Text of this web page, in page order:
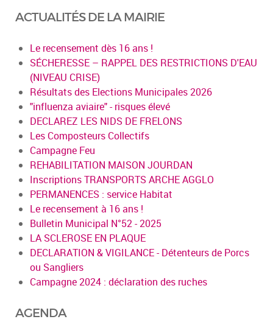
ACTUALITÉS DE LA MAIRIE
Le recensement dès 16 ans !
SÉCHERESSE – RAPPEL DES RESTRICTIONS D'EAU
(NIVEAU CRISE)
Résultats des Elections Municipales 2026
"influenza aviaire" - risques élevé
DECLAREZ LES NIDS DE FRELONS
Les Composteurs Collectifs
Campagne Feu
REHABILITATION MAISON JOURDAN
Inscriptions TRANSPORTS ARCHE AGGLO
PERMANENCES : service Habitat
Le recensement à 16 ans !
Bulletin Municipal N°52 - 2025
LA SCLEROSE EN PLAQUE
DECLARATION & VIGILANCE - Détenteurs de Porcs
ou Sangliers
Campagne 2024 : déclaration des ruches
AGENDA